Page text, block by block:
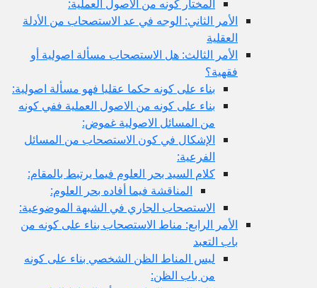
المختار كونه من الاصول العملية:
الأمر الثاني: الوجه في عد الاستصحاب من الأدلة
العقلية
الأمر الثالث: هل الاستصحاب مسألة اصولية أو
فقهية؟
بناء على كونه حكما عقليا فهو مسألة اصولية:
بناء على كونه من الاصول العملية ففي كونه
من المسائل الاصولية غموض:
الإشكال في كون الاستصحاب من المسائل
الفرعية:
كلام السيد بحر العلوم فيما يرتبط بالمقام:
المناقشة فيما أفاده بحر العلوم:
الاستصحاب الجاري في الشبهة الموضوعية:
الأمر الرابع: مناط الاستصحاب بناء على كونه من
باب التعبد
ليس المناط الظن الشخصي بناء على كونه
من باب الظن: